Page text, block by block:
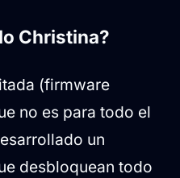
Christina?
(firmware
no es para todo el
un
desbloquean todo